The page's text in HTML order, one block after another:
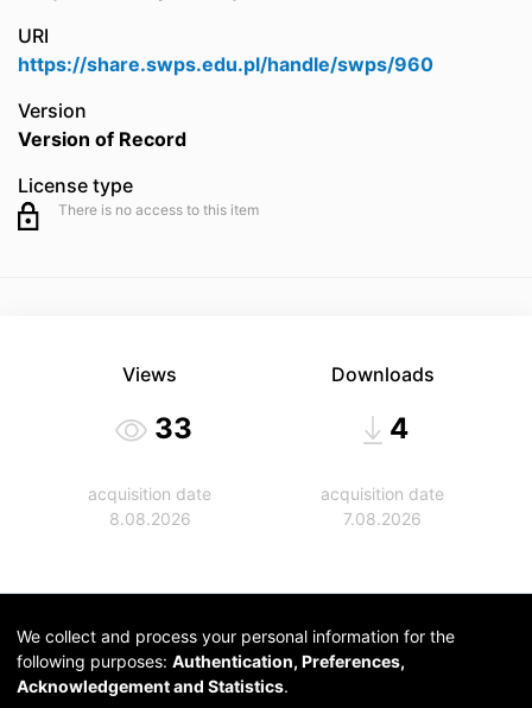
URI
https://share.swps.edu.pl/handle/swps/960
Version
Version of Record
License type
There is no access to this item
Views
33
acquisition date
8.08.2026
Downloads
4
acquisition date
7.08.2026
We collect and process your personal information for the
following purposes: Authentication, Preferences,
Acknowledgement and Statistics.